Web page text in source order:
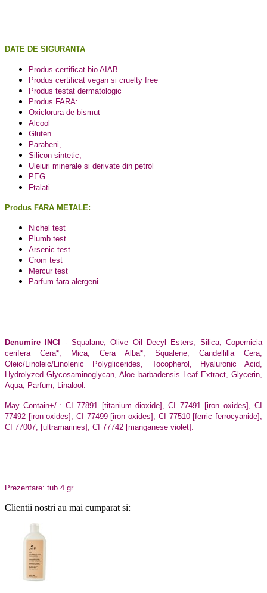
DATE DE SIGURANTA
Produs certificat bio AIAB
Produs certificat vegan si cruelty free
Produs testat dermatologic
Produs FARA:
Oxiclorura de bismut
Alcool
Gluten
Parabeni,
Silicon sintetic,
Uleiuri minerale si derivate din petrol
PEG
Ftalati
Produs FARA METALE:
Nichel test
Plumb test
Arsenic test
Crom test
Mercur test
Parfum fara alergeni
Denumire INCI
- Squalane, Olive Oil Decyl Esters, Silica, Copernicia
cerifera Cera*, Mica, Cera Alba*, Squalene, Candellilla Cera,
Oleic/Linoleic/Linolenic Polyglicerides, Tocopherol, Hyaluronic Acid,
Hydrolyzed Glycosaminoglycan, Aloe barbadensis Leaf Extract, Glycerin,
Aqua, Parfum, Linalool.
May Contain+/-: CI 77891 [titanium dioxide], CI 77491 [iron oxides], CI
77492 [iron oxides], CI 77499 [iron oxides], CI 77510 [ferric ferrocyanide],
CI 77007, [ultramarines], CI 77742 [manganese violet].
Prezentare: tub 4 gr
Clientii nostri au mai cumparat si: